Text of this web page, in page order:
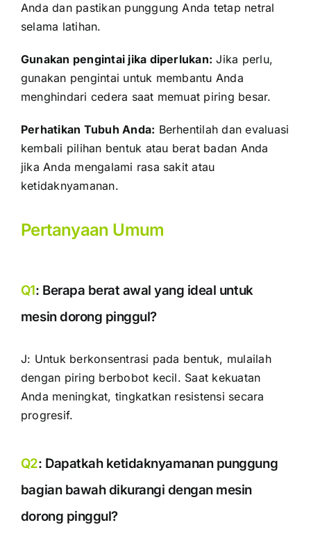
Anda dan pastikan punggung Anda tetap netral
selama latihan.
Gunakan pengintai jika diperlukan: Jika perlu,
gunakan pengintai untuk membantu Anda
menghindari cedera saat memuat piring besar.
Perhatikan Tubuh Anda: Berhentilah dan evaluasi
kembali pilihan bentuk atau berat badan Anda
jika Anda mengalami rasa sakit atau
ketidaknyamanan.
Pertanyaan Umum
Q1: Berapa berat awal yang ideal untuk
mesin dorong pinggul?
J: Untuk berkonsentrasi pada bentuk, mulailah
dengan piring berbobot kecil. Saat kekuatan
Anda meningkat, tingkatkan resistensi secara
progresif.
Q2: Dapatkah ketidaknyamanan punggung
bagian bawah dikurangi dengan mesin
dorong pinggul?